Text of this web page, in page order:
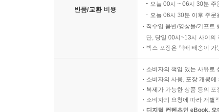
반품/교환 비용
오늘 00시 ~ 06시 30분
오늘 06시 30분 이후 주
직수입 음반/영상물/기프트
단, 당일 00시~13시 사이의
박스 포장은 택배 배송이
소비자의 책임 있는 사유로
소비자의 사용, 포장 개봉
복제가 가능한 상품 등의
소비자의 요청에 따라 개별
디지털 컨텐츠인 eBook,